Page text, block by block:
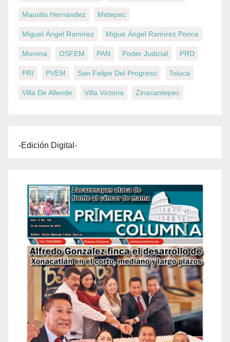
Maurilio Hernández Metepec
Miguel Ángel Ramírez Migue Ángel Ramírez Ponce
Morena OSFEM PAN Poder Judicial PRD
PRI PVEM San Felipe Del Progreso Toluca
Villa De Allende Villa Victoria Zinacantepec
-Edición Digital-